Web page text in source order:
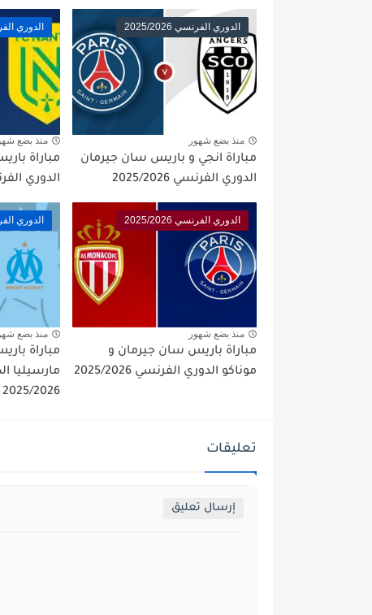
الدوري الفرنسي 2025/2026
منذ بضع شهور
مباراة انجي و باريس سان جيرمان
الدوري الفرنسي 2025/2026
الدوري الفرنسي
منذ بضع
مباراة
الدوري الفرنسي
الدوري الفرنسي 2025/2026
منذ بضع شهور
مباراة باريس سان جيرمان و
موناكو الدوري الفرنسي 2025/2026
الدوري الفرنسي
منذ بضع
مباراة
مارسيليا
2025/2026
تعليقات
إرسال تعليق